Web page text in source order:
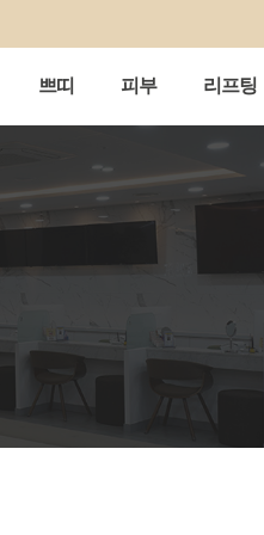
쁘띠 피부 리프팅